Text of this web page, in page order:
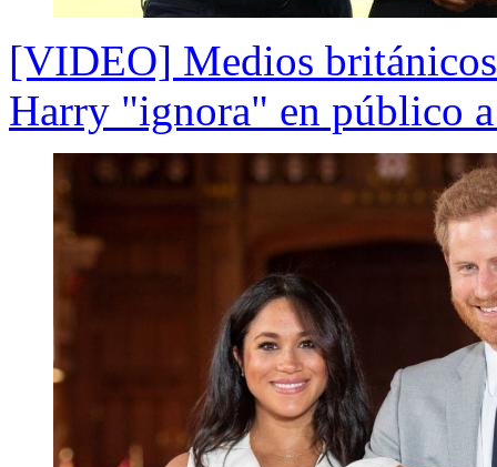
[VIDEO] Medios
Harry "ignora" en público